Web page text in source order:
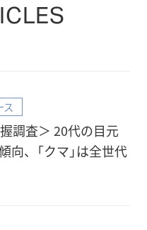
ス
調査＞ 20代の目元
、「クマ」は全世代